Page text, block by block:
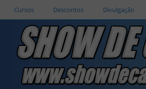
Cursos Descontos Divulgação